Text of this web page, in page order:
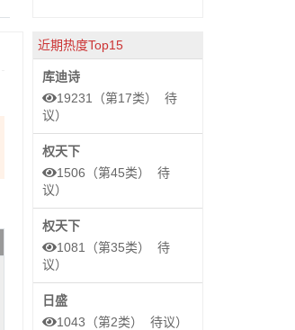
近期热度Top15
库迪诗
19231（第17类） 待
议）
权天下
1506（第45类） 待
议）
权天下
1081（第35类） 待
议）
日盛
1043（第2类） 待议）